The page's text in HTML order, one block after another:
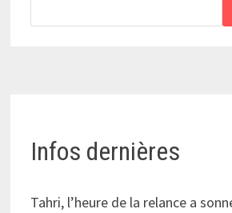
Infos dernières
Tahri, l’heure de la relance a